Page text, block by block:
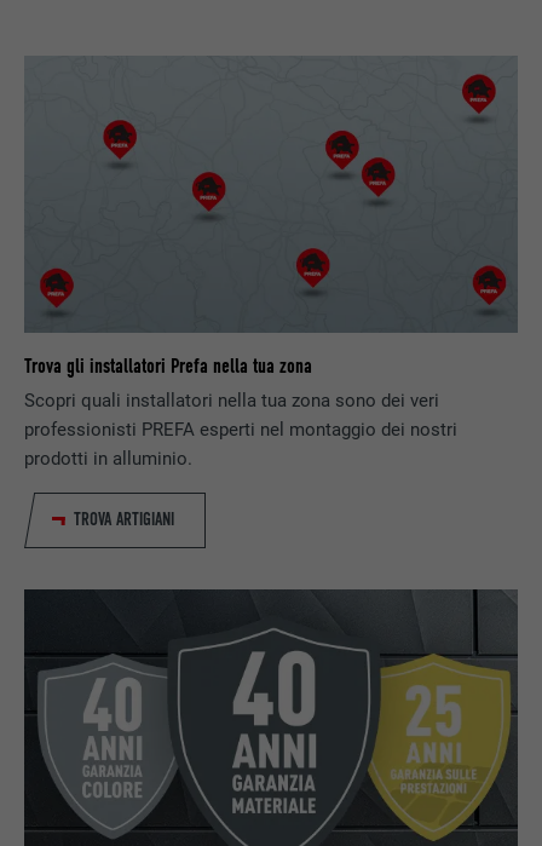
Trova gli installatori Prefa nella tua zona
Scopri quali installatori nella tua zona sono dei veri
professionisti PREFA esperti nel montaggio dei nostri
prodotti in alluminio.
TROVA ARTIGIANI